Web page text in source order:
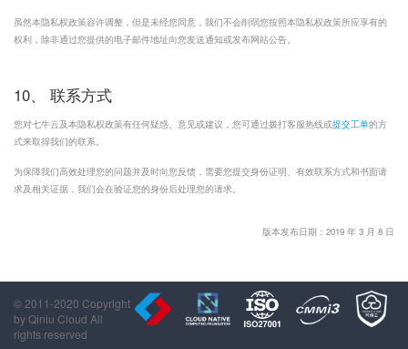
虽然本隐私权政策容许调整，但是未经您同意，我们不会削弱您按照本隐私权政策所应享有的
权利，除非通过您提供的电子邮件地址向您发送通知或发布网站公告。
10、 联系方式
您对七牛云及本隐私权政策有任何疑惑、意见或建议，您可通过拨打客服热线或提交工单的方
式来取得我们的联系。
为保障我们高效处理您的问题并及时向您反馈，需要您提交身份证明、有效联系方式和书面请
求及相关证据，我们会在验证您的身份后处理您的请求。
版本发布日期：2019 年 3 月 8 日
© 2011-2020 Copyright
by Qiniu Cloud All
rights reserved